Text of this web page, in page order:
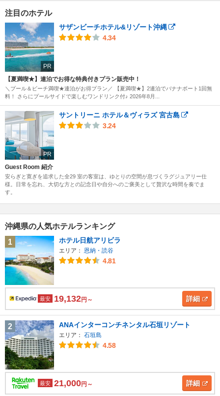
注目のホテル
PR
サザンビーチホテル&リゾート沖縄
4.34
【夏満喫★】連泊でお得な特典付きプラン販売中！
＼プール＆ビーチ満喫★連泊がお得プラン／ 【夏満喫★】2連泊でバナナボート1回無
料！ さらにプールサイドで楽しむワンドリンク付♪ 2026年8月...
PR
サントリーニ ホテル＆ヴィラズ 宮古島
3.24
Guest Room 紹介
安らぎと寛ぎを追求した全29 室の客室は、ゆとりの空間が息づくラグジュアリー仕
様。日常を忘れ、大切な方との記念日や自分へのご褒美として贅沢な時間を奏でま
す。
沖縄県の人気ホテルランキング
1
ホテル日航アリビラ
エリア： 恩納・読谷
4.81
最安 19,132円～ 詳細
2 ANAインターコンチネンタル石垣リゾート
エリア： 石垣島
4.58
最安 21,000円～ 詳細